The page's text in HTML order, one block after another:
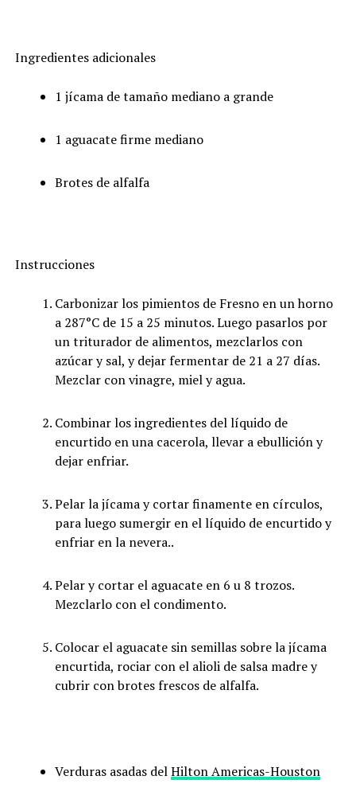
Ingredientes adicionales
1 jícama de tamaño mediano a grande
1 aguacate firme mediano
Brotes de alfalfa
Instrucciones
Carbonizar los pimientos de Fresno en un horno
a 287°C de 15 a 25 minutos. Luego pasarlos por
un triturador de alimentos, mezclarlos con
azúcar y sal, y dejar fermentar de 21 a 27 días.
Mezclar con vinagre, miel y agua.
Combinar los ingredientes del líquido de
encurtido en una cacerola, llevar a ebullición y
dejar enfriar.
Pelar la jícama y cortar finamente en círculos,
para luego sumergir en el líquido de encurtido y
enfriar en la nevera..
Pelar y cortar el aguacate en 6 u 8 trozos.
Mezclarlo con el condimento.
Colocar el aguacate sin semillas sobre la jícama
encurtida, rociar con el alioli de salsa madre y
cubrir con brotes frescos de alfalfa.
Verduras asadas delHilton Americas-Houston